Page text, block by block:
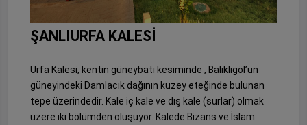
ŞANLIURFA KALESİ
Urfa Kalesi, kentin güneybatı kesiminde , Balıklıgöl’ün
güneyindeki Damlacık dağının kuzey eteğinde bulunan
tepe üzerindedir. Kale iç kale ve dış kale (surlar) olmak
üzere iki bölümden oluşuyor. Kalede Bizans ve İslam